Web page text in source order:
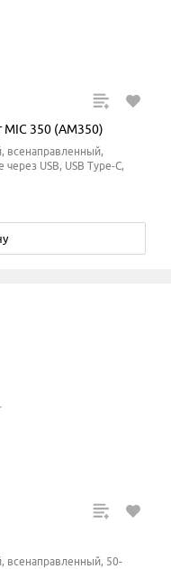
350 (AM350)
всенаправленный,
USB, USB Type-C,
всенаправленный, 50-